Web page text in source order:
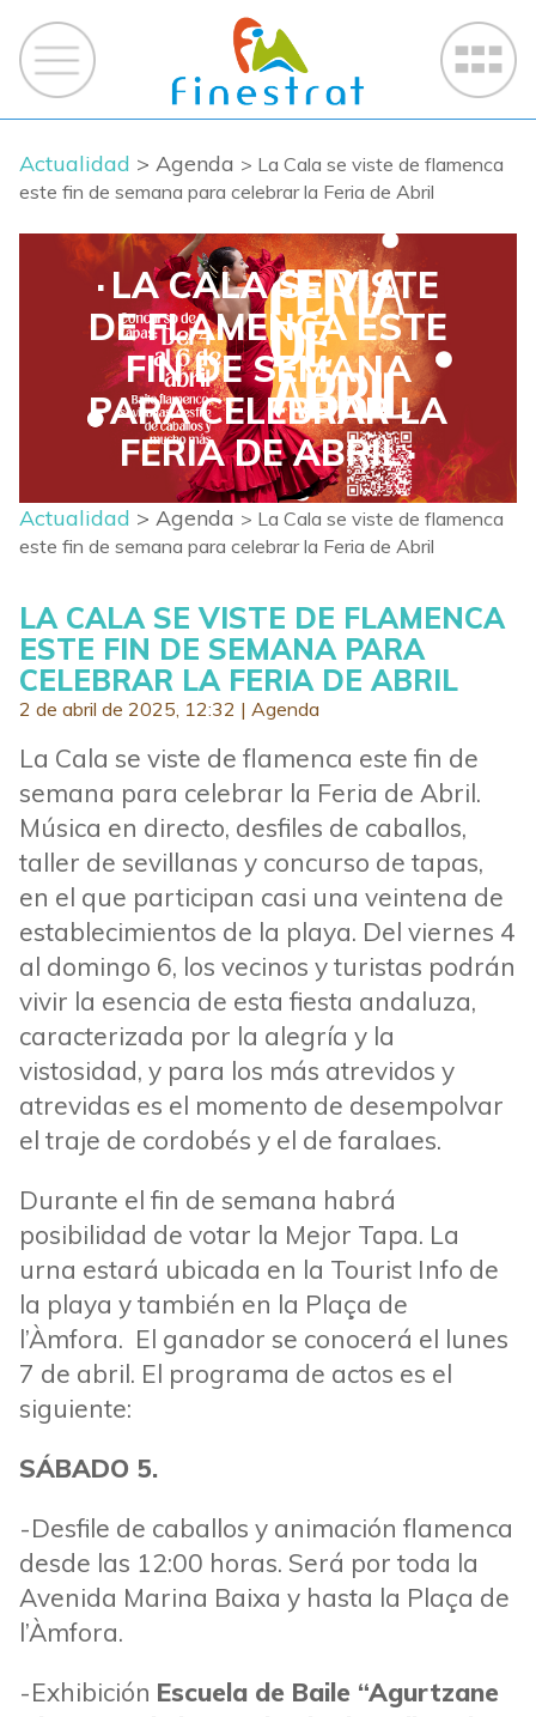
Actualidad > Agenda > La Cala se viste de flamenca
este fin de semana para celebrar la Feria de Abril
LA CALA SE VISTE
DE FLAMENCA ESTE
FIN DE SEMANA
PARA CELEBRAR LA
FERIA DE ABRIL
Actualidad > Agenda > La Cala se viste de flamenca
este fin de semana para celebrar la Feria de Abril
LA CALA SE VISTE DE FLAMENCA
ESTE FIN DE SEMANA PARA
CELEBRAR LA FERIA DE ABRIL
2 de abril de 2025, 12:32 | Agenda
La Cala se viste de flamenca este fin de
semana para celebrar la Feria de Abril.
Música en directo, desfiles de caballos,
taller de sevillanas y concurso de tapas,
en el que participan casi una veintena de
establecimientos de la playa. Del viernes 4
al domingo 6, los vecinos y turistas podrán
vivir la esencia de esta fiesta andaluza,
caracterizada por la alegría y la
vistosidad, y para los más atrevidos y
atrevidas es el momento de desempolvar
el traje de cordobés y el de faralaes.
Durante el fin de semana habrá
posibilidad de votar la Mejor Tapa. La
urna estará ubicada en la Tourist Info de
la playa y también en la Plaça de
l’Àmfora. El ganador se conocerá el lunes
7 de abril. El programa de actos es el
siguiente:
SÁBADO 5.
-Desfile de caballos y animación flamenca
desde las 12:00 horas. Será por toda la
Avenida Marina Baixa y hasta la Plaça de
l’Àmfora.
-Exhibición Escuela de Baile “Agurtzane